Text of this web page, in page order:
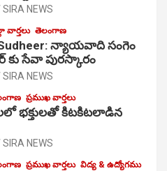
SIRA NEWS
వార్తలు తెలంగాణ
న్యాయవాది సంగెం
కు సేవా పురస్కారం
SIRA NEWS
ప్రముఖ వార్తలు
భక్తులతో కిటకిటలాడిన
SIRA NEWS
ప్రముఖ వార్తలు విద్య & ఉద్యోగము